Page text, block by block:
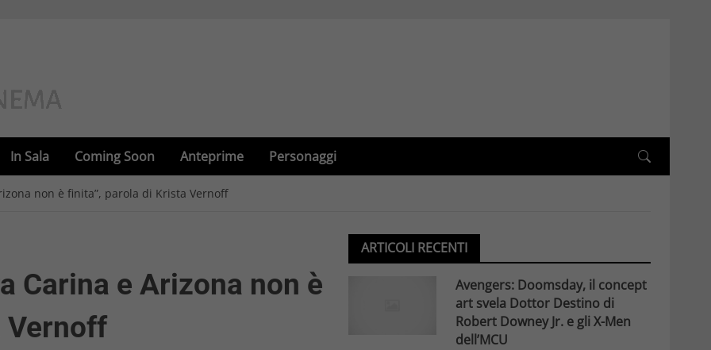
In Sala Coming Soon Anteprime Personaggi
non è finita”, parola di Krista Vernoff
Carina e Arizona non è
Vernoff
ARTICOLI RECENTI
Avengers: Doomsday, il concept
art svela Dottor Destino di
Robert Downey Jr. e gli X-Men
dell’MCU